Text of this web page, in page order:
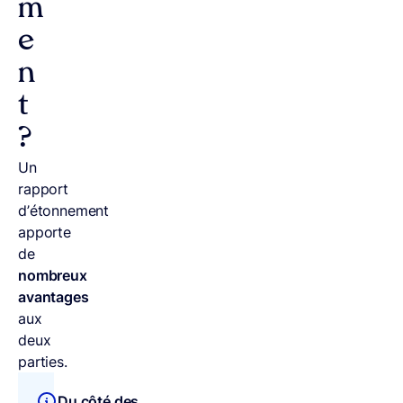
m
e
n
t
?
Un
rapport
d’étonnement
apporte
de
nombreux
avantages
aux
deux
parties.